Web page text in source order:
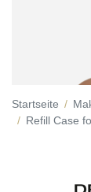
Startseite
Refill Case